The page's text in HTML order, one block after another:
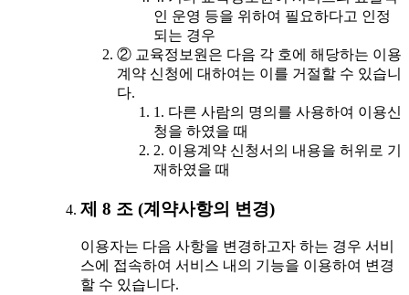
인 운영 등을 위하여 필요하다고 인정
되는 경우
② 교육정보원은 다음 각 호에 해당하는 이용
계약 신청에 대하여는 이를 거절할 수 있습니
다.
1. 다른 사람의 명의를 사용하여 이용신
청을 하였을 때
2. 이용계약 신청서의 내용을 허위로 기
재하였을 때
제 8 조 (계약사항의 변경)
이용자는 다음 사항을 변경하고자 하는 경우 서비
스에 접속하여 서비스 내의 기능을 이용하여 변경
할 수 있습니다.